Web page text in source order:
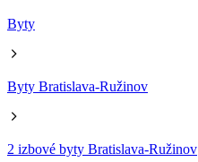
Byty
Byty Bratislava-Ružinov
2 izbové byty Bratislava-Ružinov